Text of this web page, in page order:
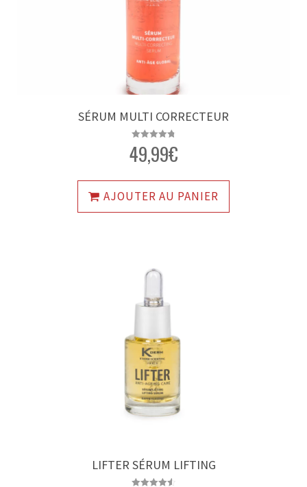
SÉRUM MULTI CORRECTEUR
Note4.83
sur 5
49,99€
AJOUTER AU PANIER
LIFTER SÉRUM LIFTING